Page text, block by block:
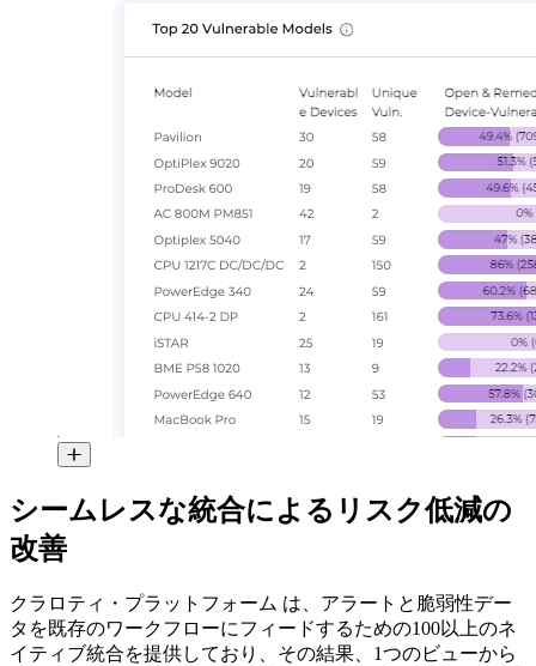
シームレスな統合によるリスク低減の
改善
クラロティ・プラットフォーム は、アラートと脆弱性デー
タを既存のワークフローにフィードするための100以上のネ
イティブ統合を提供しており、その結果、1つのビューから